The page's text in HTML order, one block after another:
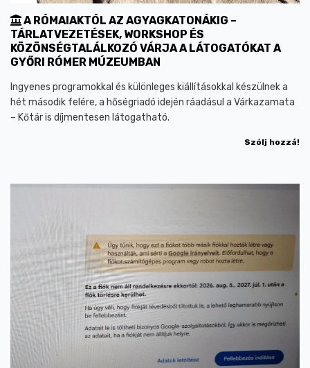
A RÓMAIAKTÓL AZ AGYAGKATONÁKIG –
TÁRLATVEZETÉSEK, WORKSHOP ÉS
KÖZÖNSÉGTALÁLKOZÓ VÁRJA A LÁTOGATÓKAT A
GYŐRI RÓMER MÚZEUMBAN
Ingyenes programokkal és különleges kiállításokkal készülnek a
hét második felére, a hőségriadó idején ráadásul a Várkazamata
– Kőtár is díjmentesen látogatható.
Szólj hozzá!